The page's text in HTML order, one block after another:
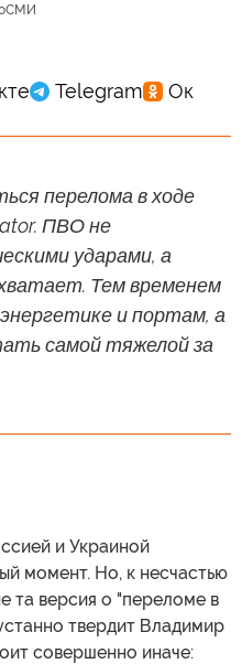
перелома в ходе
ПВО не
ударами, а
Тем временем
и портам, а
самой тяжелой за
и Украиной
момент. Но, к несчастью
та версия о "переломе в
твердит Владимир
совершенно иначе: